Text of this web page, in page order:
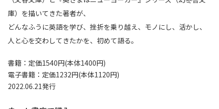
庫）を描いてきた著者が、
どんなふうに英語を学び、挫折を乗り越え、モノにし、活かし、
人と心を交わしてきたかを、初めて語る。
書籍：定価1540円(本体1400円)
電子書籍：定価1232円(本体1120円)
2022.06.21発行